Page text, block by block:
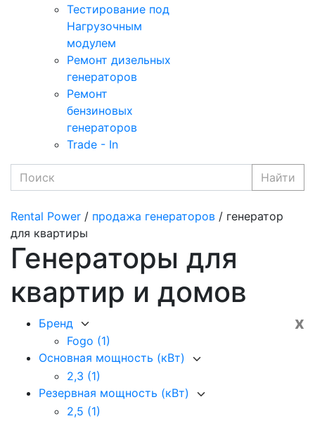
Тестирование под
Нагрузочным
модулем
Ремонт дизельных
генераторов
Ремонт
бензиновых
генераторов
Trade - In
Найти
Rental Power / продажа генераторов / генератор
для квартиры
Генераторы для
квартир и домов
x
Бренд
Fogo (1)
Основная мощность (кВт)
2,3 (1)
Резервная мощность (кВт)
2,5 (1)